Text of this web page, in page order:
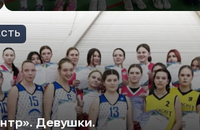
Девушки.